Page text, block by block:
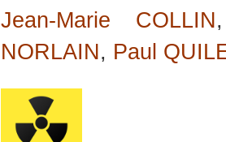
Jean-Marie COLLIN
NORLAIN, Paul